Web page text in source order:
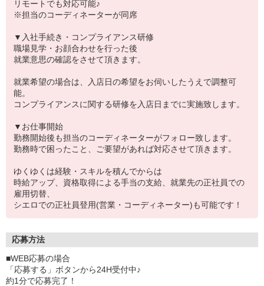
リモートでも対応可能♪
※担当のコーディネーターが同席
▼入社手続き・コンプライアンス研修
職場見学・お顔合わせを行った後
就業意思の確認をさせて頂きます。
就業希望の場合は、入店日の希望をお伺いしたうえで調整可
能。
コンプライアンスに関する研修を入店日までに実施致します。
▼お仕事開始
勤務開始後も担当のコーディネーターがフォロー致します。
勤務時で困ったこと、ご要望があれば対応させて頂きます。
ゆくゆくは経験・スキルを積んでからは
時給アップ、資格取得による手当の支給、就業先の正社員での
雇用切替、
シエロでの正社員登用(営業・コーディネーター)も可能です！
応募方法
■WEB応募の場合
「応募する」ボタンから24H受付中♪
約1分で応募完了！